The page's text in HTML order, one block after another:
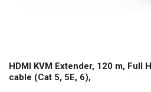
HDMI KVM Extender, 120 m, Full
cable (Cat 5, 5E, 6),